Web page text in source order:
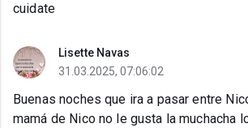
cuidate
Lisette Navas
31.03.2025, 07:06:02
Buenas noches que ira a pasar entre
mamá de Nico no le gusta la muchacha